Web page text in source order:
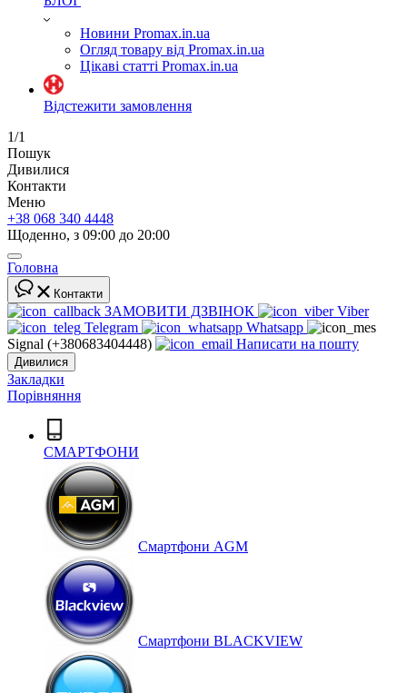
Новини Promax.in.ua
Огляд товару від Promax.in.ua
Цікаві статті Promax.in.ua
Відстежити замовлення
1/1
Пошук
Дивилися
Контакти
Меню
+38 068 340 4448
Щоденно, з 09:00 до 20:00
Головна
Контакти
ЗАМОВИТИ ДЗВІНОК
Viber
Telegram
Whatsapp
Signal (+380683404448)
Написати на пошту
Дивилися
Закладки
Порівняння
СМАРТФОНИ
Cмартфони AGM
Смартфони BLACKVIEW